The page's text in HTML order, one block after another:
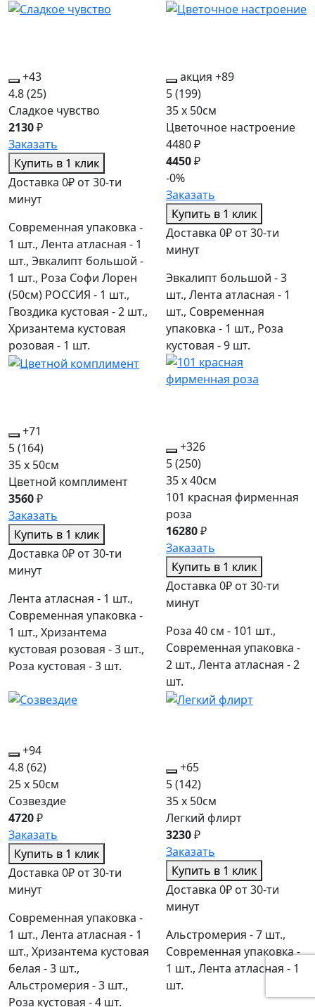
+43
4.8(25)
Сладкое чувство
2130₽
Заказать
Купить в 1 клик
Доставка 0₽ от 30-ти
минут
Современная упаковка -
1 шт., Лента атласная - 1
шт., Эвкалипт большой -
1 шт., Роза Софи Лорен
(50см) РОССИЯ - 1 шт.,
Гвоздика кустовая - 2 шт.,
Хризантема кустовая
розовая - 1 шт.
акция +89
5(199)
35 x 50см
Цветочное настроение
4480 ₽
4450₽
-0%
Заказать
Купить в 1 клик
Доставка 0₽ от 30-ти
минут
Эвкалипт большой - 3
шт., Лента атласная - 1
шт., Современная
упаковка - 1 шт., Роза
кустовая - 9 шт.
+71
5(164)
35 x 50см
Цветной комплимент
3560₽
Заказать
Купить в 1 клик
Доставка 0₽ от 30-ти
минут
Лента атласная - 1 шт.,
Современная упаковка -
1 шт., Хризантема
кустовая розовая - 3 шт.,
Роза кустовая - 3 шт.
+326
5(250)
35 x 40см
101 красная фирменная
роза
16280₽
Заказать
Купить в 1 клик
Доставка 0₽ от 30-ти
минут
Роза 40 см - 101 шт.,
Современная упаковка -
2 шт., Лента атласная - 2
шт.
+94
4.8(62)
25 x 50см
Созвездие
4720₽
Заказать
Купить в 1 клик
Доставка 0₽ от 30-ти
минут
Современная упаковка -
1 шт., Лента атласная - 1
шт., Хризантема кустовая
белая - 3 шт.,
Альстромерия - 3 шт.,
Роза кустовая - 4 шт.
+65
5(142)
35 x 50см
Легкий флирт
3230₽
Заказать
Купить в 1 клик
Доставка 0₽ от 30-ти
минут
Альстромерия - 7 шт.,
Современная упаковка -
1 шт., Лента атласная - 1
шт.